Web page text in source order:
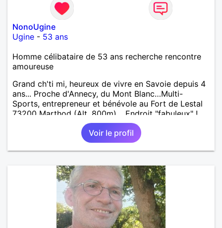
NonoUgine
Ugine - 53 ans
Homme célibataire de 53 ans recherche rencontre
amoureuse
Grand ch'ti mi, heureux de vivre en Savoie depuis 4
ans... Proche d'Annecy, du Mont Blanc…Multi-
Sports, entrepreneur et bénévole au Fort de Lestal
73200 Marthod (Alt. 800m)… Endroit "fabuleux" !…
Enquêtes et tu me trouveras !
Voir le profil